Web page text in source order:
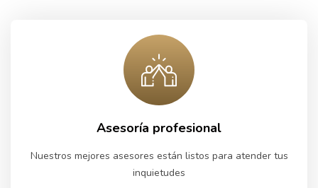
Asesoría profesional
Nuestros mejores asesores están listos para atender tus
inquietudes